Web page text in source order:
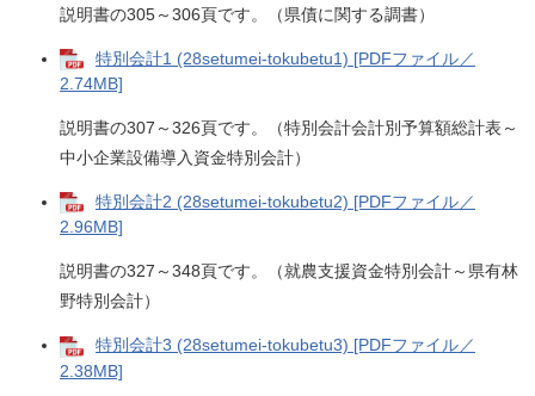
説明書の305～306頁です。（県債に関する調書）
特別会計1 (28setumei-tokubetu1) [PDFファイル／
2.74MB]
説明書の307～326頁です。（特別会計会計別予算額総計表～
中小企業設備導入資金特別会計）
特別会計2 (28setumei-tokubetu2) [PDFファイル／
2.96MB]
説明書の327～348頁です。（就農支援資金特別会計～県有林
野特別会計）
特別会計3 (28setumei-tokubetu3) [PDFファイル／
2.38MB]